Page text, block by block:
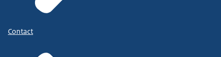
Contact